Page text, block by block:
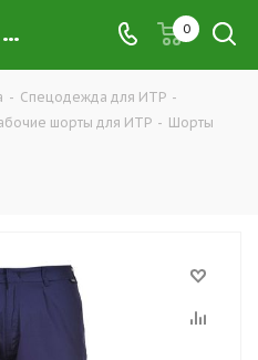
Шорты Комбат купить в Екатеринбурге оптом и в розницу — интернет-магазин летней рабочей одежды для ИТР и руководящего состава компании ТД УРАЛСИЗ 0
- Спецодежда для ИТР -
шорты для ИТР - Шорты